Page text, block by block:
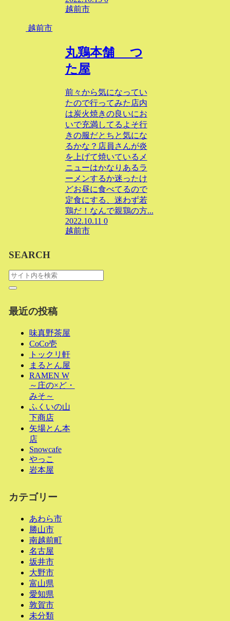
越前市
越前市
丸鶏本舗 つ
た屋
前々から気になってい
たので行ってみた店内
は炭火焼きの良いにお
いで充満してるよそ行
きの服だとちと気にな
るかな？店員さんが炎
を上げて焼いているメ
ニューはかなりあるラ
ーメンするか迷ったけ
どお昼に食べてるので
定食にする、迷わず若
鶏だ！なんで親鶏の方...
2022.10.11 0
越前市
SEARCH
最近の投稿
味真野茶屋
CoCo壱
トックリ軒
まるとん屋
RAMEN W
～庄の×ど・
みそ～
ふくいの山
下商店
矢場とん本
店
Snowcafe
やっこ
岩本屋
カテゴリー
あわら市
勝山市
南越前町
名古屋
坂井市
大野市
富山県
愛知県
敦賀市
未分類